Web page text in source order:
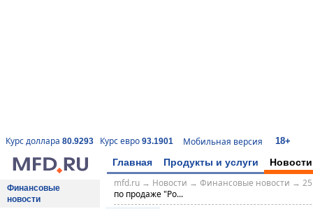
Курс доллара 80.9293 Курс евро 93.1901 Мобильная версия 18+
Главная Продукты и услуги Новости
Финансовые
новости
mfd.ru→ Новости → Финансовые новости →
по продаже "Ро...